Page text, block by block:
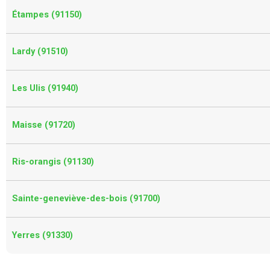
Étampes (91150)
Lardy (91510)
Les Ulis (91940)
Maisse (91720)
Ris-orangis (91130)
Sainte-geneviève-des-bois (91700)
Yerres (91330)